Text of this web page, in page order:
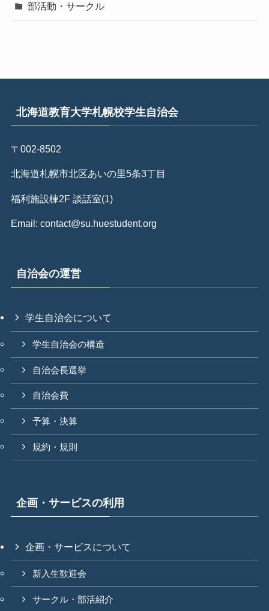
部活動・サークル
北海道教育大学札幌校学生自治会
〒002-8502
北海道札幌市北区あいの里5条3丁目
福利施設棟2F 談話室(1)
Email: contact@su.huestudent.org
自治会の運営
学生自治会について
学生自治会の構造
自治会長選挙
自治会費
予算・決算
規約・規則
企画・サービスの利用
企画・サービスについて
新入生歓迎会
サークル・部活紹介